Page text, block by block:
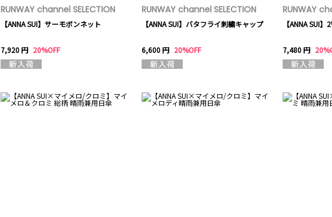
RUNWAY channel SELECTION
【ANNA SUI】サーモボンネット
7,920 円 20%OFF
RUNWAY channel SELECTION
【ANNA SUI】バタフライ刺繍キャップ
6,600 円 20%OFF
RUNWAY
【ANNA SUI
7,480 円